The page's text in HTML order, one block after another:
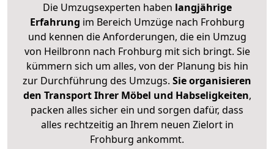
Die Umzugsexperten haben langjährige
Erfahrung im Bereich Umzüge nach Frohburg
und kennen die Anforderungen, die ein Umzug
von Heilbronn nach Frohburg mit sich bringt. Sie
kümmern sich um alles, von der Planung bis hin
zur Durchführung des Umzugs. Sie organisieren
den Transport Ihrer Möbel und Habseligkeiten,
packen alles sicher ein und sorgen dafür, dass
alles rechtzeitig an Ihrem neuen Zielort in
Frohburg ankommt.